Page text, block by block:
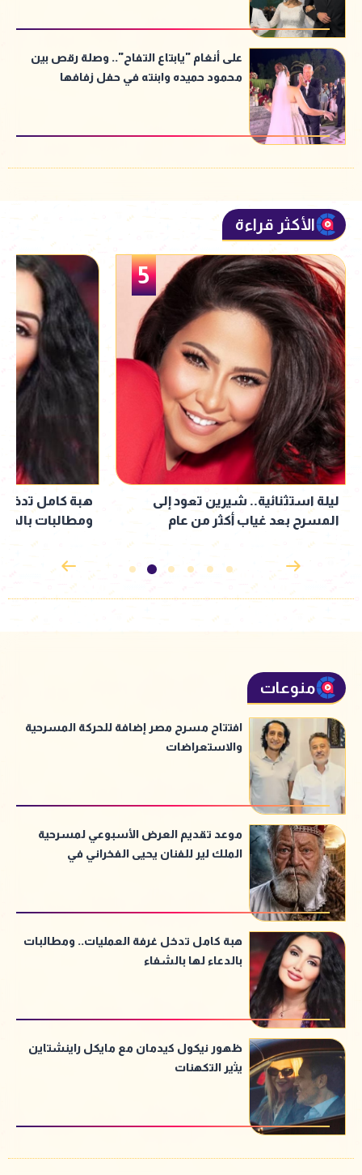
على أنغام "يابتاع التفاح".. وصلة رقص بين
محمود حميده وابنته في حفل زفافها
الأكثر قراءة
5
ليلة استثنائية.. شيرين تعود إلى
المسرح بعد غياب أكثر من عام
هبة كامل تدخل
ومطالبات
منوعات
افتتاح مسرح مصر إضافة للحركة المسرحية
والاستعراضات
موعد تقديم العرض الأسبوعي لمسرحية
الملك لير للفنان يحيى الفخراني في
هبة كامل تدخل غرفة العمليات.. ومطالبات
بالدعاء لها بالشفاء
ظهور نيكول كيدمان مع مايكل راينشتاين
يثير التكهنات